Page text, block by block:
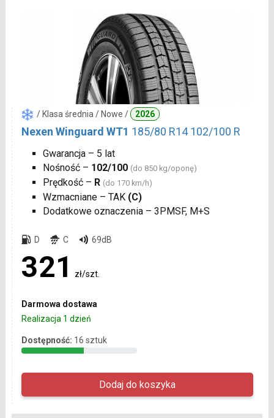
/ Klasa średnia / Nowe / 2026
Nexen Winguard WT1 185/80 R14 102/100 R
Gwarancja – 5 lat
Nośność – 102/100 (do 850 kg/oponę)
Prędkość – R (do 170 km/h)
Wzmacniane – TAK (C)
Dodatkowe oznaczenia – 3PMSF, M+S
D C 69dB
321 zł/szt.
Darmowa dostawa
Realizacja 1 dzień
Dostępność: 16 sztuk